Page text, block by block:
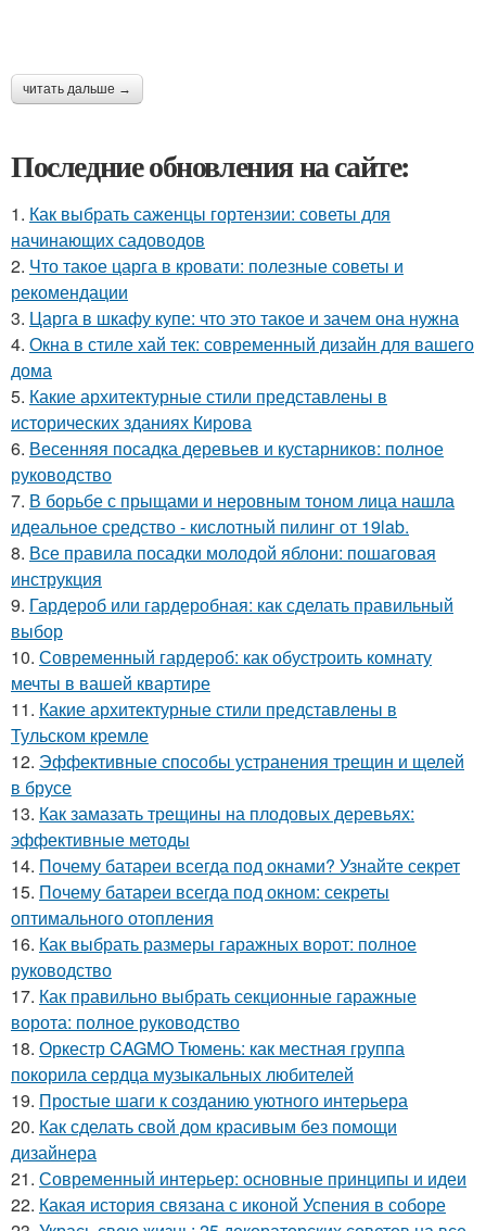
читать дальше →
Последние обновления на сайте:
1. Как выбрать саженцы гортензии: советы для
начинающих садоводов
2. Что такое царга в кровати: полезные советы и
рекомендации
3. Царга в шкафу купе: что это такое и зачем она нужна
4. Окна в стиле хай тек: современный дизайн для вашего
дома
5. Какие архитектурные стили представлены в
исторических зданиях Кирова
6. Весенняя посадка деревьев и кустарников: полное
руководство
7. В борьбе с прыщами и неровным тоном лица нашла
идеальное средство - кислотный пилинг от 19lab.
8. Все правила посадки молодой яблони: пошаговая
инструкция
9. Гардероб или гардеробная: как сделать правильный
выбор
10. Современный гардероб: как обустроить комнату
мечты в вашей квартире
11. Какие архитектурные стили представлены в
Тульском кремле
12. Эффективные способы устранения трещин и щелей
в брусе
13. Как замазать трещины на плодовых деревьях:
эффективные методы
14. Почему батареи всегда под окнами? Узнайте секрет
15. Почему батареи всегда под окном: секреты
оптимального отопления
16. Как выбрать размеры гаражных ворот: полное
руководство
17. Как правильно выбрать секционные гаражные
ворота: полное руководство
18. Оркестр CAGMO Тюмень: как местная группа
покорила сердца музыкальных любителей
19. Простые шаги к созданию уютного интерьера
20. Как сделать свой дом красивым без помощи
дизайнера
21. Современный интерьер: основные принципы и идеи
22. Какая история связана с иконой Успения в соборе